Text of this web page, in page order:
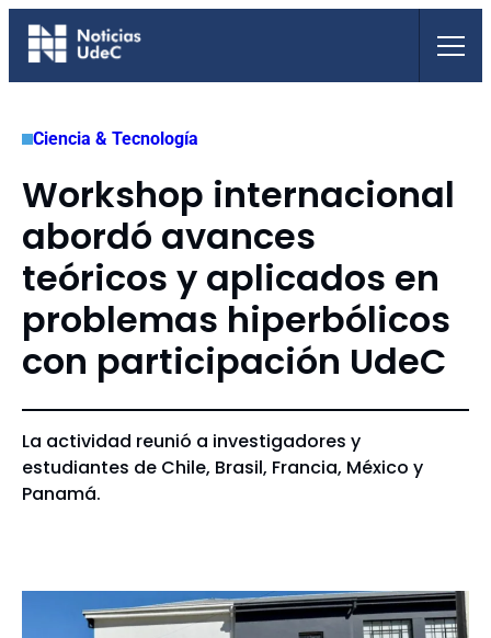
Saltar
Ciencia & Tecnología
Workshop internacional
abordó avances
teóricos y aplicados en
problemas hiperbólicos
con participación UdeC
La actividad reunió a investigadores y
estudiantes de Chile, Brasil, Francia, México y
Panamá.